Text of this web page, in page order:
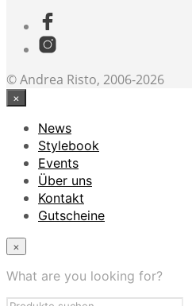
© Andrea Risto, 2006-2026
×
News
Stylebook
Events
Über uns
Kontakt
Gutscheine
×
What are you looking for?